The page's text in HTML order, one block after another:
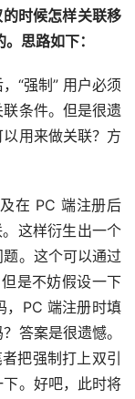
时候怎样关联移
思路如下：
强制” 用户必须
条件。但是很遗
用来做关联？方
PC 端注册后
这样衍生出一个
。这个可以通过
是不妨假设一下
，PC 端注册时填
答案是很遗憾。
把强制打上双引
。好吧，此时将